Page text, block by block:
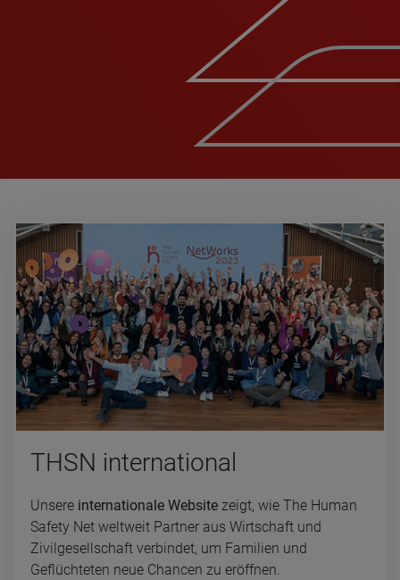
THSN inter­na­tio­nal
Unsere internationale Website zeigt, wie The Human
Safety Net weltweit Partner aus Wirtschaft und
Zivilgesellschaft verbindet, um Familien und
Geflüchteten neue Chancen zu eröffnen.